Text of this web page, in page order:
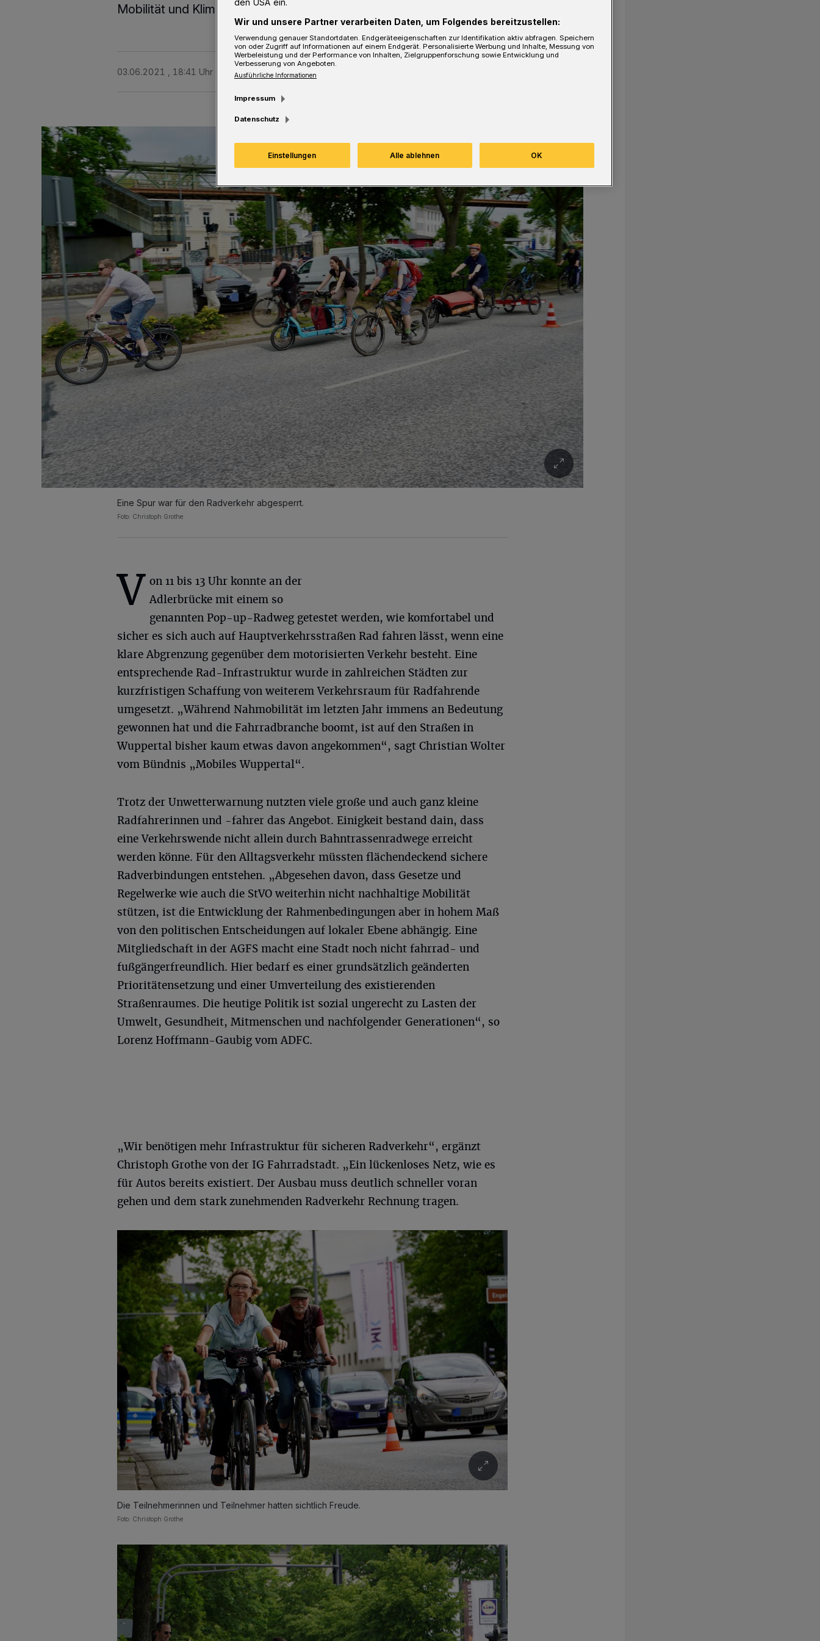
Mobilität und Klimagerechtigkeit gesetzt werden.
03.06.2021 , 18:41 Uhr 2 Minuten Lesezeit
Eine Spur war für den Radverkehr abgesperrt.
Foto: Christoph Grothe
V on 11 bis 13 Uhr konnte an der
Adlerbrücke mit einem so
genannten Pop-up-Radweg getestet werden, wie komfortabel und
sicher es sich auch auf Hauptverkehrsstraßen Rad fahren lässt, wenn eine
klare Abgrenzung gegenüber dem motorisierten Verkehr besteht. Eine
entsprechende Rad-Infrastruktur wurde in zahlreichen Städten zur
kurzfristigen Schaffung von weiterem Verkehrsraum für Radfahrende
umgesetzt. „Während Nahmobilität im letzten Jahr immens an Bedeutung
gewonnen hat und die Fahrradbranche boomt, ist auf den Straßen in
Wuppertal bisher kaum etwas davon angekommen“, sagt Christian Wolter
vom Bündnis „Mobiles Wuppertal“.
Trotz der Unwetterwarnung nutzten viele große und auch ganz kleine
Radfahrerinnen und -fahrer das Angebot. Einigkeit bestand dain, dass
eine Verkehrswende nicht allein durch Bahntrassenradwege erreicht
werden könne. Für den Alltagsverkehr müssten flächendeckend sichere
Radverbindungen entstehen. „Abgesehen davon, dass Gesetze und
Regelwerke wie auch die StVO weiterhin nicht nachhaltige Mobilität
stützen, ist die Entwicklung der Rahmenbedingungen aber in hohem Maß
von den politischen Entscheidungen auf lokaler Ebene abhängig. Eine
Mitgliedschaft in der AGFS macht eine Stadt noch nicht fahrrad- und
fußgängerfreundlich. Hier bedarf es einer grundsätzlich geänderten
Prioritätensetzung und einer Umverteilung des existierenden
Straßenraumes. Die heutige Politik ist sozial ungerecht zu Lasten der
Umwelt, Gesundheit, Mitmenschen und nachfolgender Generationen“, so
Lorenz Hoffmann-Gaubig vom ADFC.
„Wir benötigen mehr Infrastruktur für sicheren Radverkehr“, ergänzt
Christoph Grothe von der IG Fahrradstadt. „Ein lückenloses Netz, wie es
für Autos bereits existiert. Der Ausbau muss deutlich schneller voran
gehen und dem stark zunehmenden Radverkehr Rechnung tragen.
Die Teilnehmerinnen und Teilnehmer hatten sichtlich Freude.
Foto: Christoph Grothe
den USA ein.
Wir und unsere Partner verarbeiten Daten, um Folgendes bereitzustellen:
Verwendung genauer Standortdaten. Endgeräteeigenschaften zur Identifikation aktiv abfragen. Speichern
von oder Zugriff auf Informationen auf einem Endgerät. Personalisierte Werbung und Inhalte, Messung von
Werbeleistung und der Performance von Inhalten, Zielgruppenforschung sowie Entwicklung und
Verbesserung von Angeboten.
Ausführliche Informationen
Impressum
Datenschutz
Einstellungen Alle ablehnen OK